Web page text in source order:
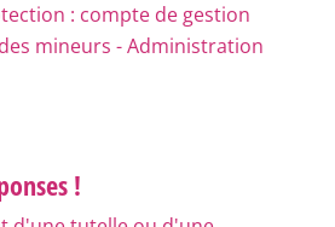
: compte de gestion
mineurs - Administration
!